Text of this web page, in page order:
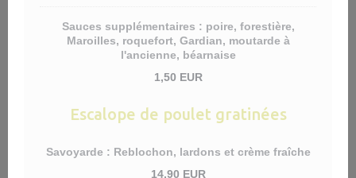
Sauces supplémentaires : poire, forestière,
Maroilles, roquefort, Gardian, moutarde à
l'ancienne, béarnaise
1,50 EUR
Escalope de poulet gratinées
Savoyarde : Reblochon, lardons et crème fraîche
14,90 EUR